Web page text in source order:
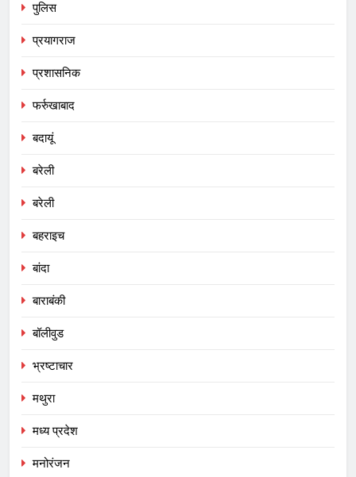
पुलिस
प्रयागराज
प्रशासनिक
फर्रुखाबाद
बदायूं
बरेली
बरेली
बहराइच
बांदा
बाराबंकी
बॉलीवुड
भ्रष्टाचार
मथुरा
मध्य प्रदेश
मनोरंजन